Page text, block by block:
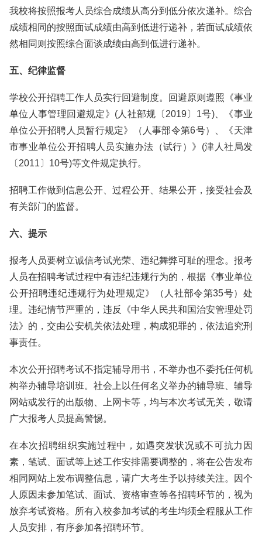
我校将按照报考人员综合成绩从高分到低分依次递补。综合
成绩相同的按照面试成绩由高到低进行递补，若面试成绩依
然相同则按照综合面谈成绩由高到低进行递补。
五、纪律监督
学校公开招聘工作人员实行回避制度。回避原则遵照《事业
单位人事管理回避规定》(人社部规〔2019〕1号)、《事业
单位公开招聘人员暂行规定》（人事部令第6号）、《天津
市事业单位公开招聘人员实施办法（试行）》(津人社局发
〔2011〕10号)等文件规定执行。
招聘工作做到信息公开、过程公开、结果公开，接受社会及
有关部门的监督。
六、提示
报考人员要树立诚信考试光荣、违纪舞弊可耻的理念。报考
人员在招聘考试过程中有违纪违规行为的，根据《事业单位
公开招聘违纪违规行为处理规定》（人社部令第35号）处
理。违纪情节严重的，违反《中华人民共和国治安管理处罚
法》的，交由公安机关依法处理，构成犯罪的，依法追究刑
事责任。
本次公开招聘考试不指定辅导用书，不举办也不委托任何机
构举办辅导培训班。社会上以任何名义举办的辅导班、辅导
网站或发行的出版物、上网卡等，均与本次考试无关，敬请
广大报考人员提高警惕。
在本次招聘组织实施过程中，如遇突发状况或不可抗力因
素，笔试、面试等上述工作安排需要调整的，将在公告发布
相同网站上发布调整信息，请广大考生予以持续关注。因个
人原因未参加笔试、面试、资格审查等各招聘环节的，视为
放弃考试资格。所有入校参加考试的考生均须全程服从工作
人员安排，有序参加各招聘环节。